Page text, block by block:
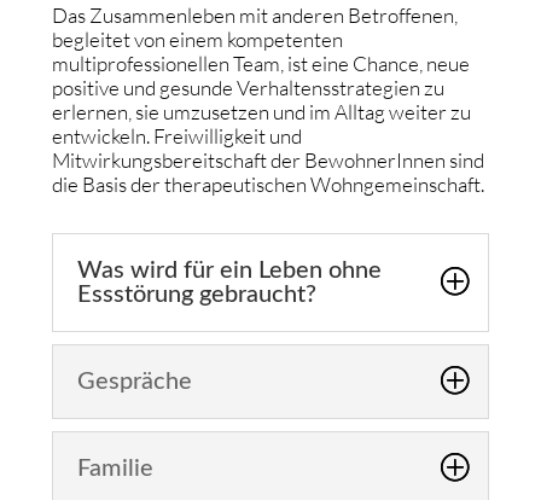
Das Zusammenleben mit anderen Betroffenen,
begleitet von einem kompetenten
multiprofessionellen Team, ist eine Chance, neue
positive und gesunde Verhaltensstrategien zu
erlernen, sie umzusetzen und im Alltag weiter zu
entwickeln. Freiwilligkeit und
Mitwirkungsbereitschaft der BewohnerInnen sind
die Basis der therapeutischen Wohngemeinschaft.
Was wird für ein Leben ohne
Essstörung gebraucht?
Gespräche
Familie